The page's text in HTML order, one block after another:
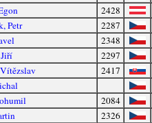
2428
Petr
2287
2348
2297
2417
2084
2326